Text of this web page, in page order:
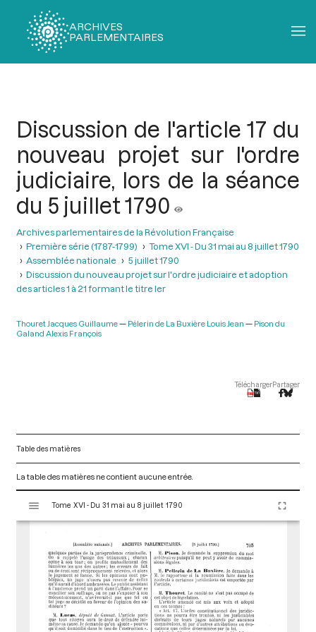
ARCHIVES
PARLEMENTAIRES
Discussion de l'article 17 du
nouveau projet sur l'ordre
judiciaire, lors de la séance
du 5 juillet 1790
Archives parlementaires de la Révolution Française
Première série (1787-1799)
Tome XVI - Du 31 mai au 8 juillet 1790
Assemblée nationale
5 juillet 1790
Discussion du nouveau projet sur l'ordre judiciaire et adoption
des articles 1 à 21 formant le titre ler
Thouret Jacques Guillaume Pélerin de La Buxière Louis Jean
Pison du
Galand Alexis François
TéléchargerPartager
Table des matières
La table des matières ne contient aucune entrée.
s
Tome XVI - Du 31 mai au 8 juillet 1790